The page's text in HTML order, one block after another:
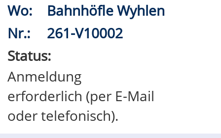
Wo:
Bahnhöfle Wyhlen
Nr.:
261-V10002
Status:
Anmeldung
erforderlich (per E-Mail
oder telefonisch).